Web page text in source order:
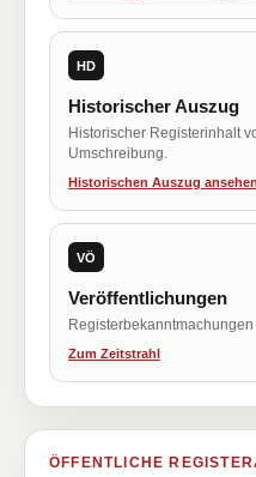
HD
Historischer Auszug
Historischer Registerinhalt
Umschreibung.
Historischen Auszug ansehen
VÖ
Veröffentlichungen
Zum Zeitstrahl
ÖFFENTLICHE